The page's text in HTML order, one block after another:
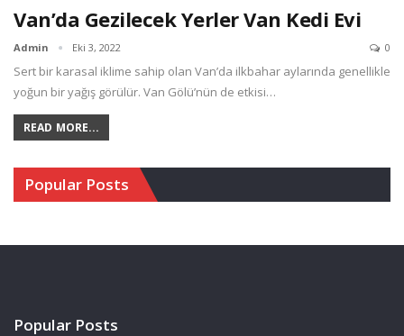
Van’da Gezilecek Yerler Van Kedi Evi
Admin Eki 3, 2022 0
Sert bir karasal iklime sahip olan Van’da ilkbahar aylarında genellikle
yoğun bir yağış görülür. Van Gölü’nün de etkisi…
READ MORE...
Popular Posts
Popular Posts